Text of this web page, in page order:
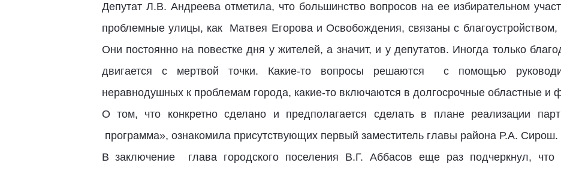
Депутат Л.В. Андреева отметила, что большинство вопросов на ее избирательном
проблемные улицы, как Матвея Егорова и Освобождения, связаны с
Они постоянно на повестке дня у жителей, а значит, и у депутатов. Иногда только
двигается с мертвой точки. Какие-то вопросы решаются с помощью
неравнодушных к проблемам города, какие-то включаются в долгосрочные областные
О том, что конкретно сделано и предполагается сделать в плане реализации
программа», ознакомила присутствующих первый заместитель главы района Р.А. Сирош.
В заключение глава городского поселения В.Г. Аббасов еще раз подчеркнул, что